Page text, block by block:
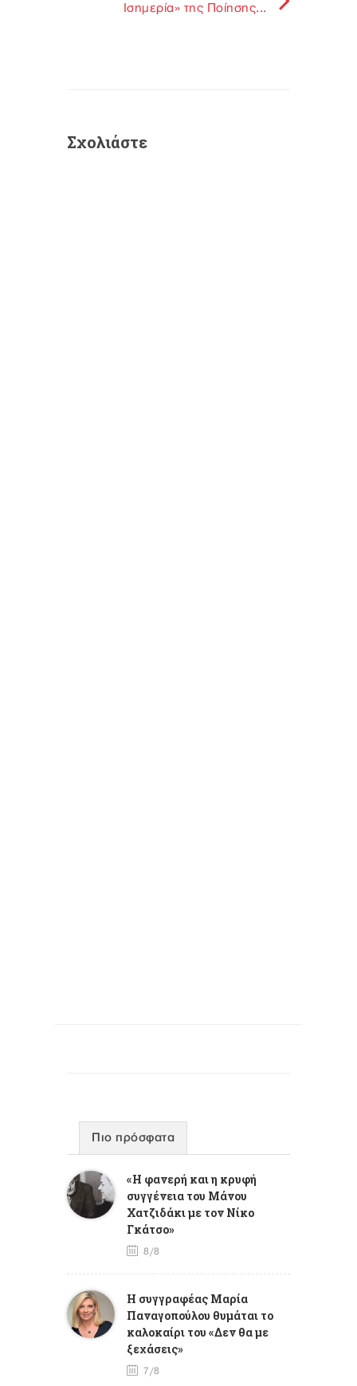
Ισημερία» της Ποίησης...
Σχολιάστε
Πιο πρόσφατα
«Η φανερή και η κρυφή
συγγένεια του Μάνου
Χατζιδάκι με τον Νίκο
Γκάτσο»
8/8
Η συγγραφέας Μαρία
Παναγοπούλου θυμάται το
καλοκαίρι του «Δεν θα με
ξεχάσεις»
7/8